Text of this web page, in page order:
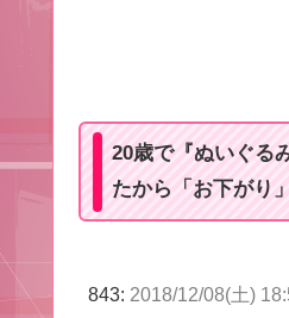
20歳で『ぬいぐる
たから「お下がり
843: 2018/12/08(土)